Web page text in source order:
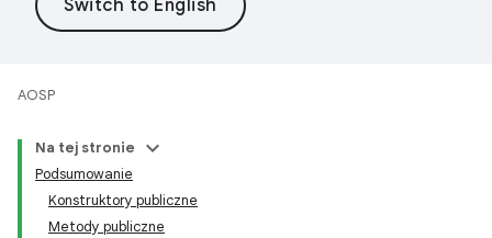
AOSP
Na tej stronie
Podsumowanie
Konstruktory publiczne
Metody publiczne